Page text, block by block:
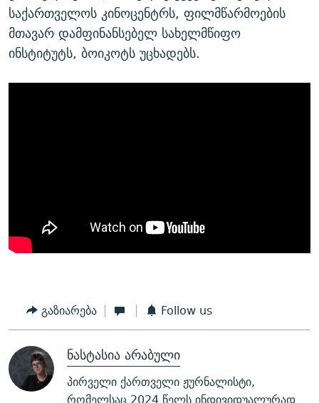
საქართველოს კინოცენტრს, ფილმწარმოების
მთავარ დამფინანსებელ სახელმწიფო
ინსტიტუტს, ბოიკოტს უცხადებს.
გაზიარება Follow us
ნასტასია არაბული
პირველი ქართველი ჟურნალისტი,